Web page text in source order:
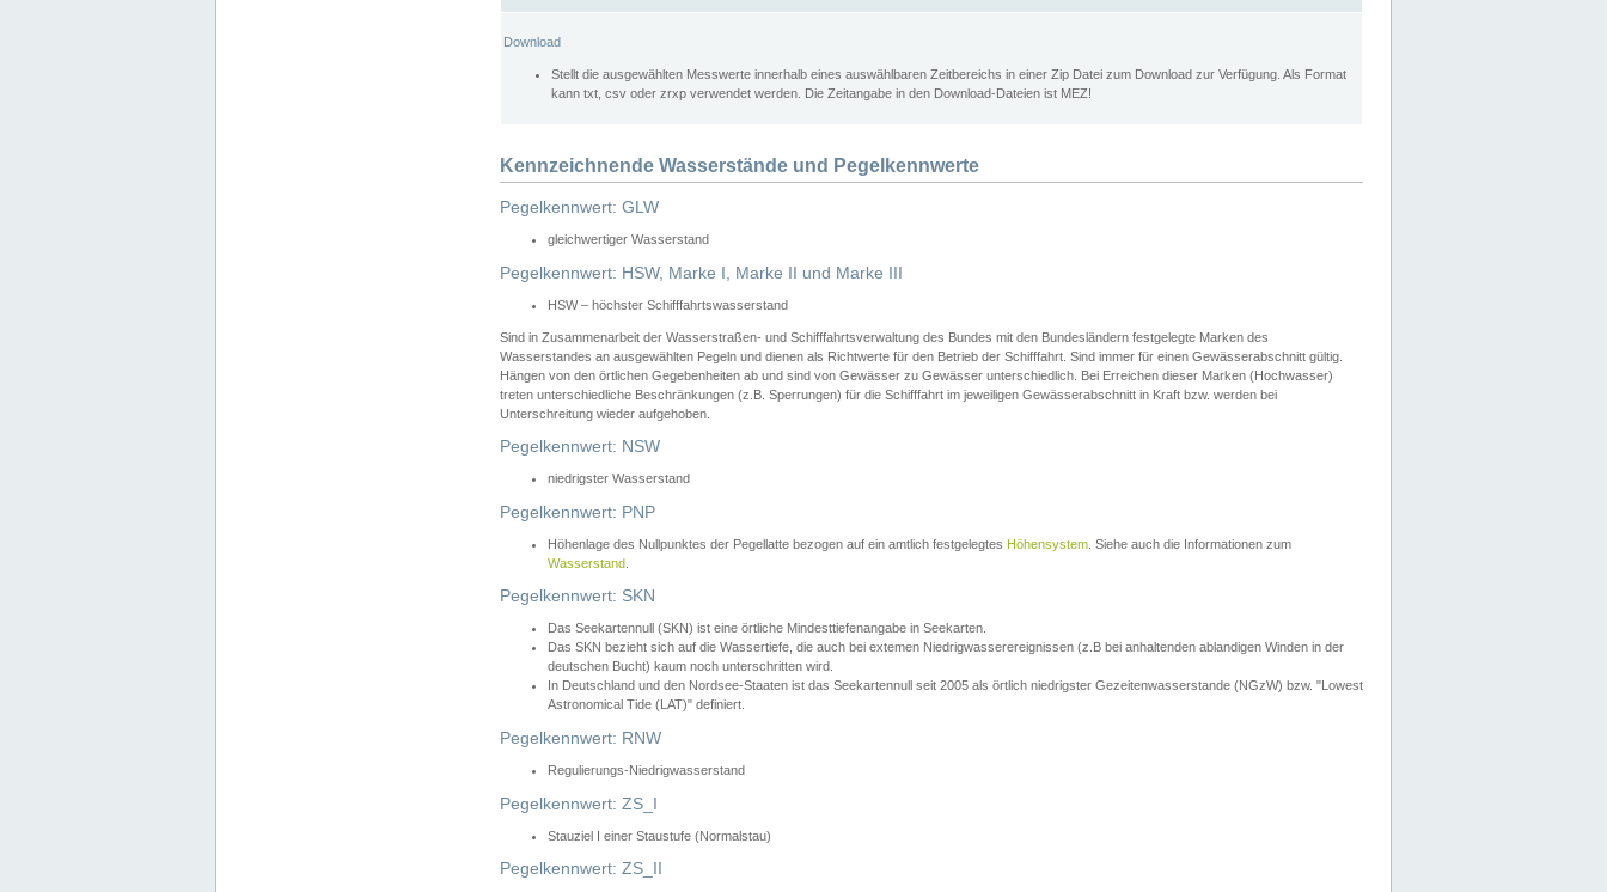
Download
Stellt die ausgewählten Messwerte innerhalb eines auswählbaren Zeitbereichs in einer Zip Datei zum Download zur Verfügung. Als Format
kann txt, csv oder zrxp verwendet werden. Die Zeitangabe in den Download-Dateien ist MEZ!
Kennzeichnende Wasserstände und Pegelkennwerte
Pegelkennwert: GLW
gleichwertiger Wasserstand
Pegelkennwert: HSW, Marke I, Marke II und Marke III
HSW – höchster Schifffahrtswasserstand
Sind in Zusammenarbeit der Wasserstraßen- und Schifffahrtsverwaltung des Bundes mit den Bundesländern festgelegte Marken des
Wasserstandes an ausgewählten Pegeln und dienen als Richtwerte für den Betrieb der Schifffahrt. Sind immer für einen Gewässerabschnitt gültig.
Hängen von den örtlichen Gegebenheiten ab und sind von Gewässer zu Gewässer unterschiedlich. Bei Erreichen dieser Marken (Hochwasser)
treten unterschiedliche Beschränkungen (z.B. Sperrungen) für die Schifffahrt im jeweiligen Gewässerabschnitt in Kraft bzw. werden bei
Unterschreitung wieder aufgehoben.
Pegelkennwert: NSW
niedrigster Wasserstand
Pegelkennwert: PNP
Höhenlage des Nullpunktes der Pegellatte bezogen auf ein amtlich festgelegtes Höhensystem . Siehe auch die Informationen zum
Wasserstand
Pegelkennwert: SKN
Das Seekartennull (SKN) ist eine örtliche Mindesttiefenangabe in Seekarten.
Das SKN bezieht sich auf die Wassertiefe, die auch bei extemen Niedrigwasserereignissen (z.B bei anhaltenden ablandigen Winden in der
deutschen Bucht) kaum noch unterschritten wird.
In Deutschland und den Nordsee-Staaten ist das Seekartennull seit 2005 als örtlich niedrigster Gezeitenwasserstande (NGzW) bzw. "Lowest
Astronomical Tide (LAT)" definiert.
Pegelkennwert: RNW
Regulierungs-Niedrigwasserstand
Pegelkennwert: ZS_I
Stauziel I einer Staustufe (Normalstau)
Pegelkennwert: ZS_II